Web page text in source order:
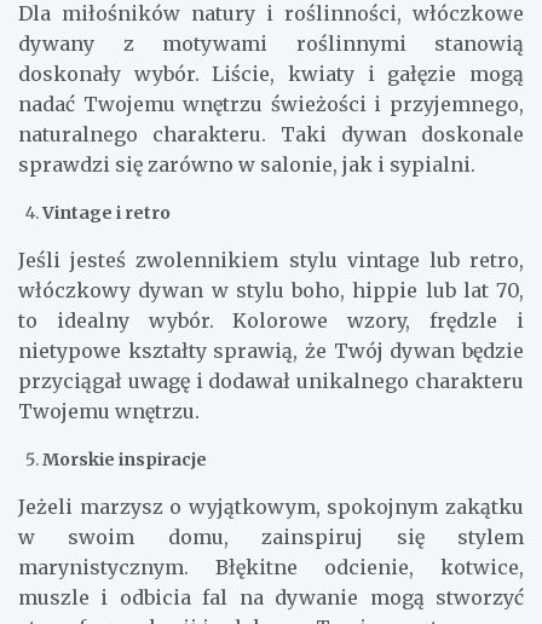
Dla miłośników natury i roślinności, włóczkowe
dywany z motywami roślinnymi stanowią
doskonały wybór. Liście, kwiaty i gałęzie mogą
nadać Twojemu wnętrzu świeżości i przyjemnego,
naturalnego charakteru. Taki dywan doskonale
sprawdzi się zarówno w salonie, jak i sypialni.
Vintage i retro
Jeśli jesteś zwolennikiem stylu vintage lub retro,
włóczkowy dywan w stylu boho, hippie lub lat 70,
to idealny wybór. Kolorowe wzory, frędzle i
nietypowe kształty sprawią, że Twój dywan będzie
przyciągał uwagę i dodawał unikalnego charakteru
Twojemu wnętrzu.
Morskie inspiracje
Jeżeli marzysz o wyjątkowym, spokojnym zakątku
w swoim domu, zainspiruj się stylem
marynistycznym. Błękitne odcienie, kotwice,
muszle i odbicia fal na dywanie mogą stworzyć